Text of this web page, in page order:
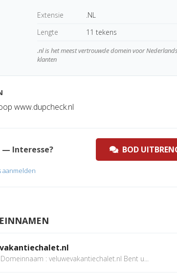
Extensie
.NL
Lengte
11 tekens
.nl is het meest vertrouwde domein voor
klanten
www.dupcheck.nl
— Interesse? BOD
aanmelden
: veluwevakantiechalet.nl Bent u...